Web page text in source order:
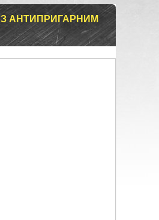
З АНТИПРИГАРНИМ